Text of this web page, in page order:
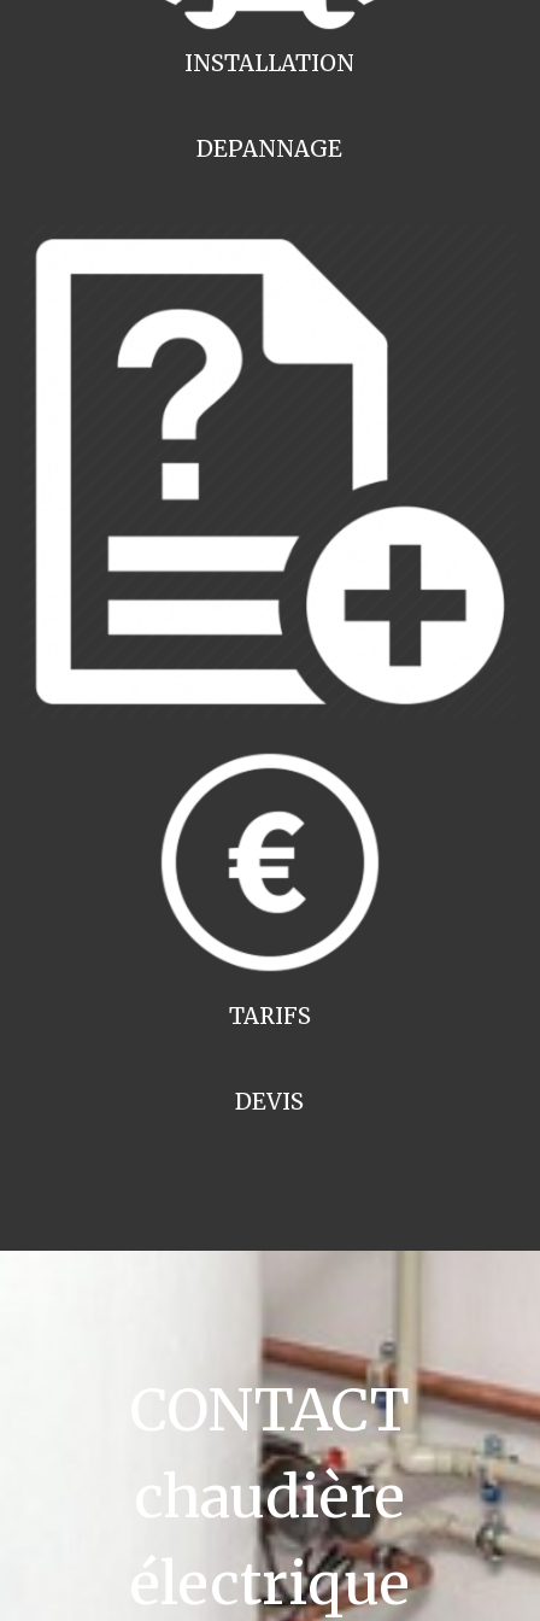
INSTALLATION
DEPANNAGE
TARIFS
DEVIS
CONTACT
chaudière
électrique